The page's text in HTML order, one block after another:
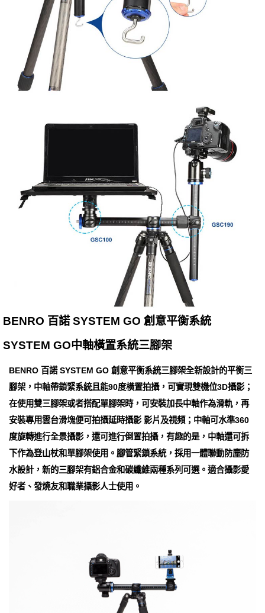
BENRO 百諾 SYSTEM GO 創意平衡系統
SYSTEM GO中軸橫置系統三腳架
BENRO 百諾 SYSTEM GO 創意平衡系統三腳架全新設計的平衡三
腳架，中軸帶鎖緊系統且能90度橫置拍攝，可實現雙機位3D攝影；
在使用雙三腳架或者搭配單腳架時，可安裝加長中軸作為滑軌，再
安裝專用雲台滑塊便可拍攝延時攝影 影片及視頻；中軸可水準360
度旋轉進行全景攝影，還可進行倒置拍攝，有趣的是，中軸還可拆
下作為登山杖和單腳架使用。腳管緊鎖系統，採用一體聯動防塵防
水設計，新的三腳架有鋁合金和碳纖維兩種系列可選。適合攝影愛
好者、發燒友和職業攝影人士使用。